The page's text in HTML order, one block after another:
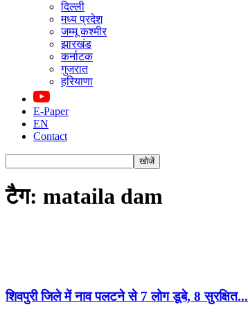
दिल्ली
मध्य प्रदेश
जम्मू कश्मीर
झारखंड
कर्नाटक
गुजरात
हरियाणा
E-Paper
EN
Contact
टैग: mataila dam
शिवपुरी जिले में नाव पलटने से 7 लोग डूबे, 8 सुरक्षित...